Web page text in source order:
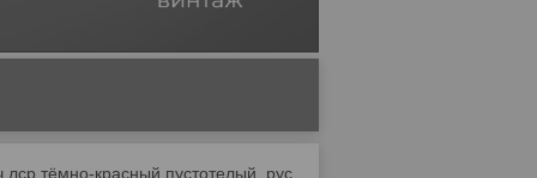
Кирпич лср тёмно-красный пустотелый, рустик